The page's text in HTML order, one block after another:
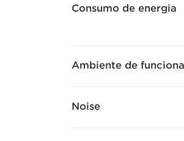
Consumo de energia
Ambiente de
Noise